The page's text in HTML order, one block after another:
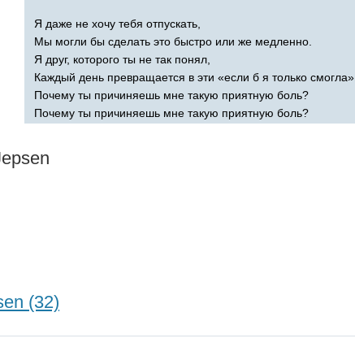
Я даже не хочу тебя отпускать,
Мы могли бы сделать это быстро или же медленно.
Я друг, которого ты не так понял,
Каждый день превращается в эти «если б я только смогла».
Почему ты причиняешь мне такую приятную боль?
Почему ты причиняешь мне такую приятную боль?
(32)